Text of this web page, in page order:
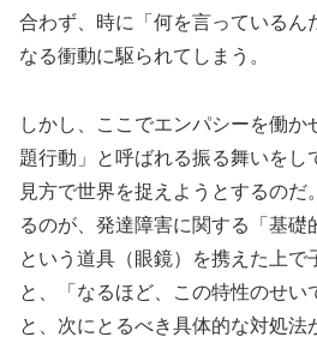
合わず、時に「何を言っているん
なる衝動に駆られてしまう。
しかし、ここでエンパシーを働か
題行動」と呼ばれる振る舞いをし
見方で世界を捉えようとするのだ
るのが、発達障害に関する「基礎
という道具（眼鏡）を携えた上で
と、「なるほど、この特性のせい
と、次にとるべき具体的な対処法